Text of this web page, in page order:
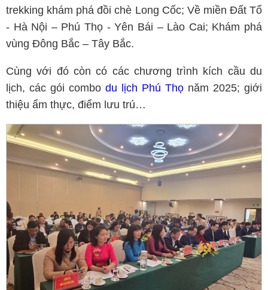
trekking khám phá đồi chè Long Cốc; Về miền Đất Tổ
- Hà Nội – Phú Thọ - Yên Bái – Lào Cai; Khám phá
vùng Đông Bắc – Tây Bắc.
Cùng với đó còn có các chương trình kích cầu du
lịch, các gói combo du lịch Phú Thọ năm 2025; giới
thiệu ẩm thực, điểm lưu trú…